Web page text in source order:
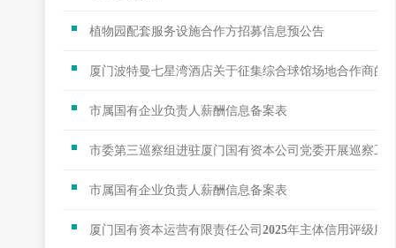
植物园配套服务设施合作方招募信息预公告
厦门波特曼七星湾酒店关于征集综合球馆场地合作商的
市属国有企业负责人薪酬信息备案表
市委第三巡察组进驻厦门国有资本公司党委开展巡察工
市属国有企业负责人薪酬信息备案表
厦门国有资本运营有限责任公司2025年主体信用评级服